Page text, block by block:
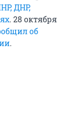
ДНР,
. 28 октября
об
.